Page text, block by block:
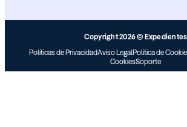
Copyright 2026 © Expedientes
Políticas de PrivacidadAviso LegalPolítica de
CookiesSoporte